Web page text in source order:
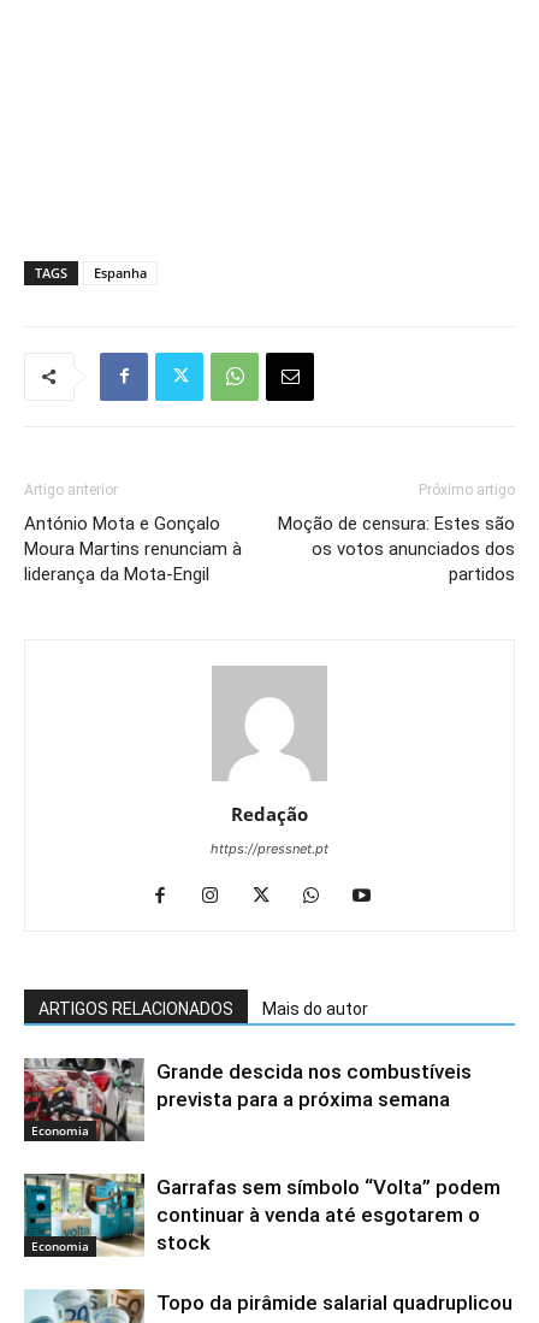
TAGS Espanha
Artigo anterior
António Mota e Gonçalo
Moura Martins renunciam à
liderança da Mota-Engil
Próximo artigo
Moção de censura: Estes são
os votos anunciados dos
partidos
Redação
https://pressnet.pt
ARTIGOS RELACIONADOS Mais do autor
Economia
Grande descida nos combustíveis
prevista para a próxima semana
Economia
Garrafas sem símbolo “Volta” podem
continuar à venda até esgotarem o
stock
Topo da pirâmide salarial quadruplicou